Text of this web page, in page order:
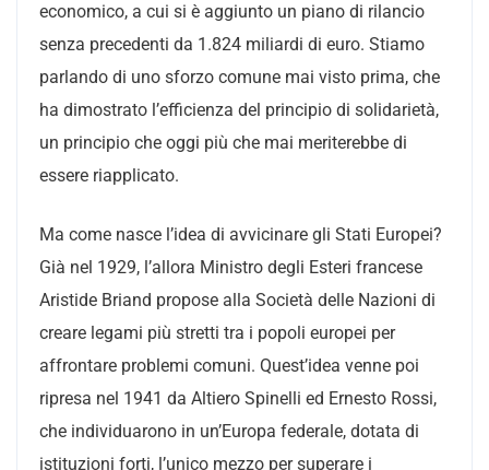
economico, a cui si è aggiunto un piano di rilancio
senza precedenti da 1.824 miliardi di euro. Stiamo
parlando di uno sforzo comune mai visto prima, che
ha dimostrato l’efficienza del principio di solidarietà,
un principio che oggi più che mai meriterebbe di
essere riapplicato.
Ma come nasce l’idea di avvicinare gli Stati Europei?
Già nel 1929, l’allora Ministro degli Esteri francese
Aristide Briand propose alla Società delle Nazioni di
creare legami più stretti tra i popoli europei per
affrontare problemi comuni. Quest’idea venne poi
ripresa nel 1941 da Altiero Spinelli ed Ernesto Rossi,
che individuarono in un’Europa federale, dotata di
istituzioni forti, l’unico mezzo per superare i